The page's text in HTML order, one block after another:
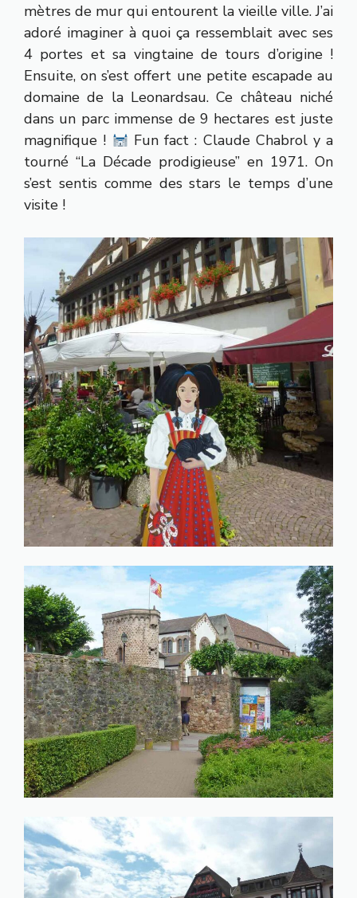
mètres de mur qui entourent la vieille ville. J’ai
adoré imaginer à quoi ça ressemblait avec ses
4 portes et sa vingtaine de tours d’origine !
Ensuite, on s’est offert une petite escapade au
domaine de la Leonardsau. Ce château niché
dans un parc immense de 9 hectares est juste
magnifique !
Fun fact : Claude Chabrol y a
tourné “La Décade prodigieuse” en 1971. On
s’est sentis comme des stars le temps d’une
visite !